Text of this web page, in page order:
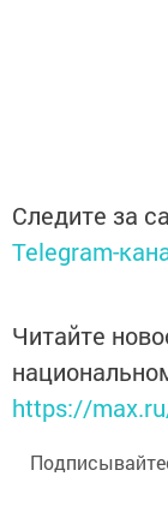
Следите за
Telegram-
Читайте
https://